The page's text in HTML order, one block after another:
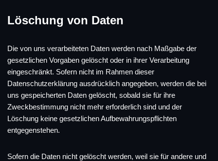
Löschung von Daten
Die von uns verarbeiteten Daten werden nach Maßgabe der
gesetzlichen Vorgaben gelöscht oder in ihrer Verarbeitung
eingeschränkt. Sofern nicht im Rahmen dieser
Datenschutzerklärung ausdrücklich angegeben, werden die bei
uns gespeicherten Daten gelöscht, sobald sie für ihre
Zweckbestimmung nicht mehr erforderlich sind und der
Löschung keine gesetzlichen Aufbewahrungspflichten
entgegenstehen.
Sofern die Daten nicht gelöscht werden, weil sie für andere und